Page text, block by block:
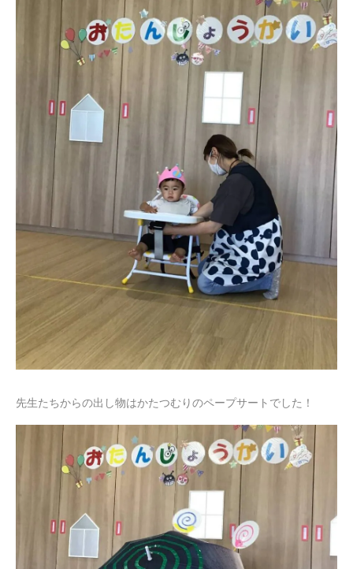
先生たちからの出し物はかたつむりのペープサートでした！